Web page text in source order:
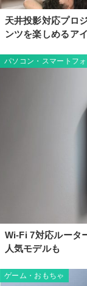
天井投影対応プロ
ンツを楽しめるア
パソコン・スマートフ
Wi-Fi 7対応ルータ
人気モデルも
ゲーム・おもちゃ